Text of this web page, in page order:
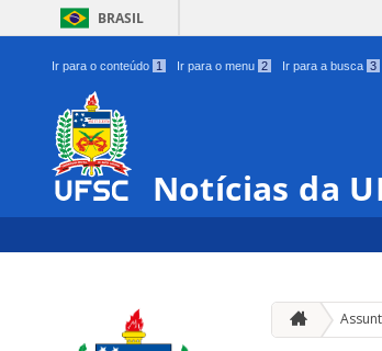
BRASIL
Ir para o conteúdo 1 Ir para o menu 2 Ir para a busca 3
Notícias da